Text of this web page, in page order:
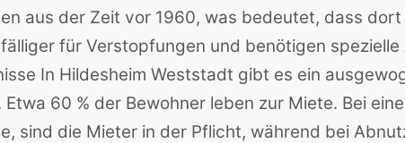
aus der Zeit vor 1960, was bedeutet, dass
für Verstopfungen und benötigen
In Hildesheim Weststadt gibt es ein
60 % der Bewohner leben zur Miete. Bei
sind die Mieter in der Pflicht, während bei